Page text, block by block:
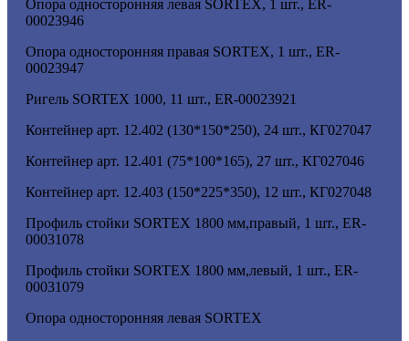
Опора односторонняя левая SORTEX, 1 шт., ER-
00023946
Опора односторонняя правая SORTEX, 1 шт., ER-
00023947
Ригель SORTEX 1000, 11 шт., ER-00023921
Контейнер арт. 12.402 (130*150*250), 24 шт., КГ027047
Контейнер арт. 12.401 (75*100*165), 27 шт., КГ027046
Контейнер арт. 12.403 (150*225*350), 12 шт., КГ027048
Профиль стойки SORTEX 1800 мм,правый, 1 шт., ER-
00031078
Профиль стойки SORTEX 1800 мм,левый, 1 шт., ER-
00031079
Опора односторонняя левая SORTEX